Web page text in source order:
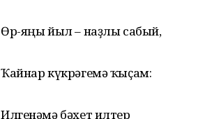
Өр-яңы йыл – наҙлы сабый,
Ҡайнар күкрәгемә ҡыҫам:
Илгенәмә бәхет илтер